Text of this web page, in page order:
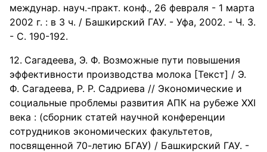
междунар. науч.-практ. конф., 26 февраля - 1 марта
2002 г. : в 3 ч. / Башкирский ГАУ. - Уфа, 2002. - Ч. 3.
- С. 190-192.
Сагадеева, Э. Ф. Возможные пути повышения
эффективности производства молока [Текст] / Э.
Ф. Сагадеева, Р. Р. Садриева // Экономические и
социальные проблемы развития АПК на рубеже XXI
века : (сборник статей научной конференции
сотрудников экономических факультетов,
посвященной 70-летию БГАУ) / Башкирский ГАУ. -